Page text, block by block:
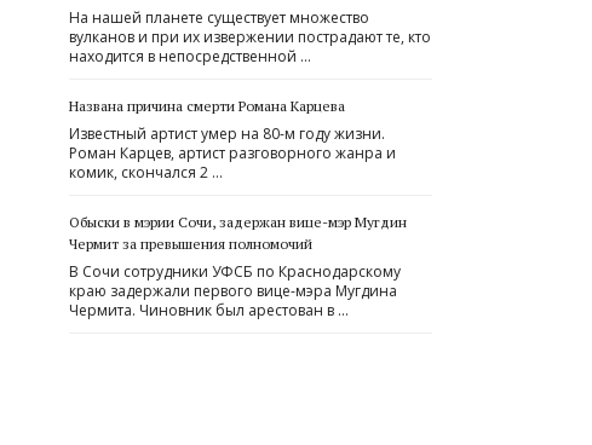
На нашей планете существует множество
вулканов и при их извержении пострадают те, кто
находится в непосредственной …
Названа причина смерти Романа Карцева
Известный артист умер на 80-м году жизни.
Роман Карцев, артист разговорного жанра и
комик, скончался 2 …
Обыски в мэрии Сочи, задержан вице-мэр Мугдин
Чермит за превышения полномочий
В Сочи сотрудники УФСБ по Краснодарскому
краю задержали первого вице-мэра Мугдина
Чермита. Чиновник был арестован в …